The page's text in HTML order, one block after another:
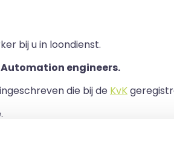
bij u in loondienst.
Automation engineers.
die bij de KvK